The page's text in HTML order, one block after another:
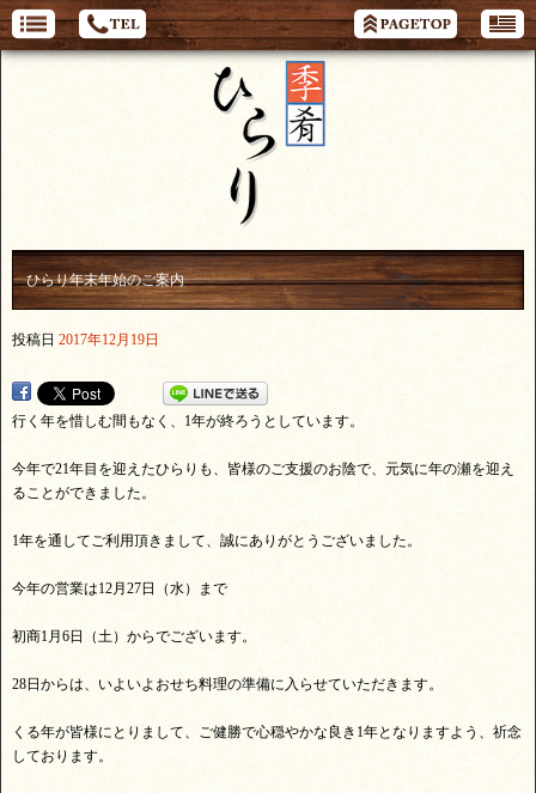
ひらり年末年始のご案内
投稿日 2017年12月19日
行く年を惜しむ間もなく、1年が終ろうとしています。
今年で21年目を迎えたひらりも、皆様のご支援のお陰で、元気に年の瀬を迎え
ることができました。
1年を通してご利用頂きまして、誠にありがとうございました。
今年の営業は12月27日（水）まで
初商1月6日（土）からでございます。
28日からは、いよいよおせち料理の準備に入らせていただきます。
くる年が皆様にとりまして、ご健勝で心穏やかな良き1年となりますよう、祈念
しております。